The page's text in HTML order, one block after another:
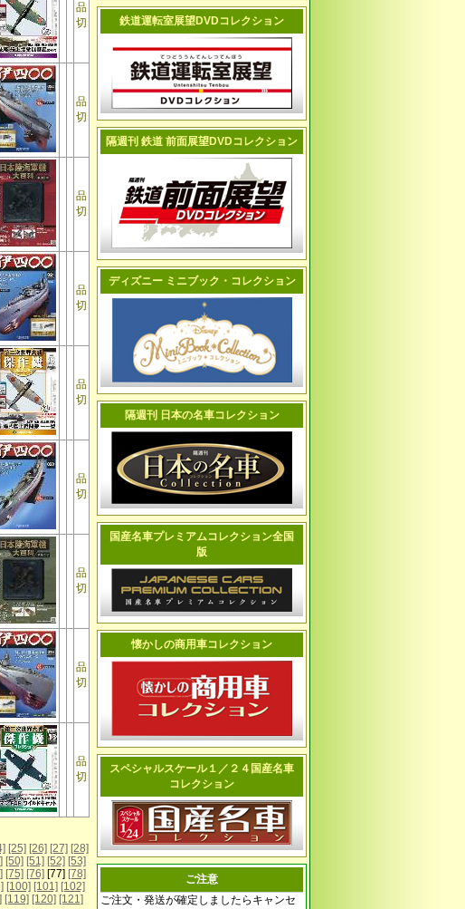
品
切
品
切
品
切
品
切
品
切
品
切
品
切
品
切
品
切
[25] [26] [27] [28]
[50] [51] [52] [53]
[75] [76] [77] [78]
[100] [101] [102]
[119] [120] [121]
鉄道運転室展望DVDコレクション
隔週刊 鉄道 前面展望DVDコレクション
ディズニー ミニブック・コレクション
隔週刊 日本の名車コレクション
国産名車プレミアムコレクション全国
版
懐かしの商用車コレクション
スペシャルスケール１／２４国産名車
コレクション
ご注意
ご注文・発送が確定しましたらキャンセ